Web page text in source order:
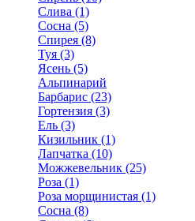
Слива (1)
Сосна (5)
Спирея (8)
Туя (3)
Ясень (5)
Альпинарий
Барбарис (23)
Гортензия (3)
Ель (3)
Кизильник (1)
Лапчатка (10)
Можжевельник (25)
Роза (1)
Роза морщинистая (1)
Сосна (8)